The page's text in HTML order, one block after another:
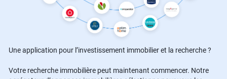
Une application pour l’investissement immobilier et la recherche ?
Votre recherche immobilière peut maintenant commencer. Notre